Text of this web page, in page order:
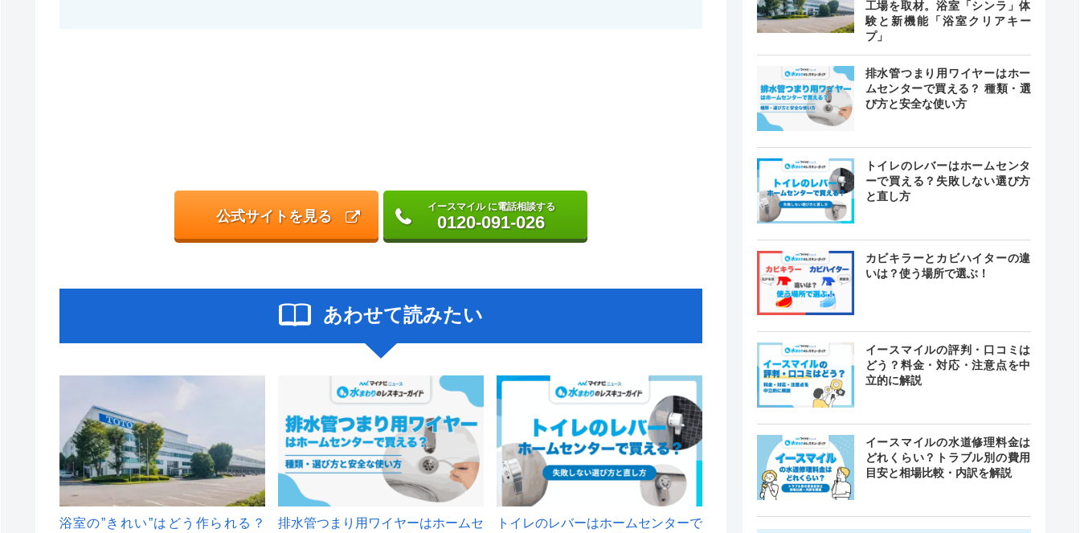
公式サイトを見る
イースマイル に電話相談する
0120-091-026
あわせて読みたい
浴室の”きれい”はどう作られる？
排水管つまり用ワイヤーはホームセ
トイレのレバーはホームセンターで
工場を取材。浴室「シンラ」体
験と新機能「浴室クリアキー
プ」
排水管つまり用ワイヤーはホー
ムセンターで買える？ 種類・選
び方と安全な使い方
トイレのレバーはホームセンタ
ーで買える？失敗しない選び方
と直し方
カビキラーとカビハイターの違
いは？使う場所で選ぶ！
イースマイルの評判・口コミは
どう？料金・対応・注意点を中
立的に解説
イースマイルの水道修理料金は
どれくらい？トラブル別の費用
目安と相場比較・内訳を解説